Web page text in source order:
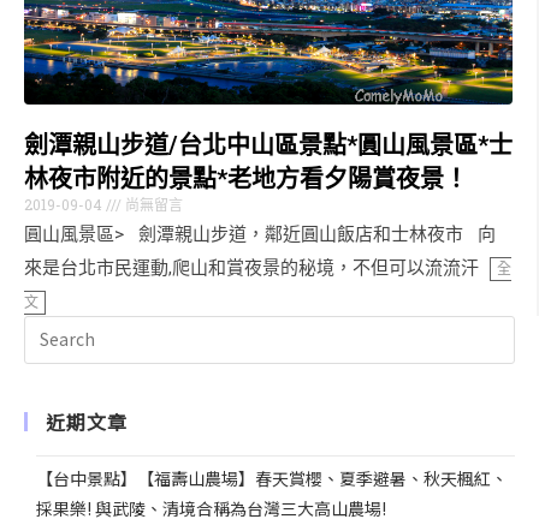
劍潭親山步道/台北中山區景點*圓山風景區*士
林夜市附近的景點*老地方看夕陽賞夜景！
2019-09-04 尚無留言
圓山風景區> 劍潭親山步道，鄰近圓山飯店和士林夜市 向
來是台北市民運動,爬山和賞夜景的秘境，不但可以流流汗
全
文
近期文章
【台中景點】【福壽山農場】春天賞櫻、夏季避暑、秋天楓紅、
採果樂! 與武陵、清境合稱為台灣三大高山農場!